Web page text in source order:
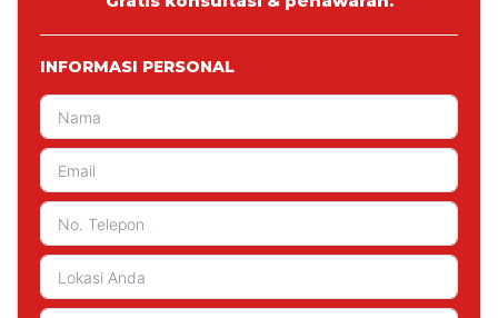
INFORMASI PERSONAL